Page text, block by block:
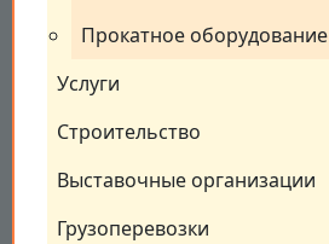
Прокатное оборудование
Услуги
Строительство
Выставочные организации
Грузоперевозки